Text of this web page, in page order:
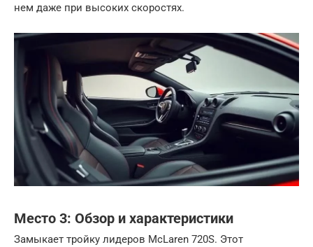
нем даже при высоких скоростях.
Место 3: Обзор и характеристики
Замыкает тройку лидеров McLaren 720S. Этот